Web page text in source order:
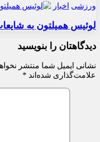
ورزشی اخبار
لوئیس همیلتون به
دیدگاهتان را بنویسید
نشانی ایمیل شما منتشر
علامت‌گذاری شده‌اند *